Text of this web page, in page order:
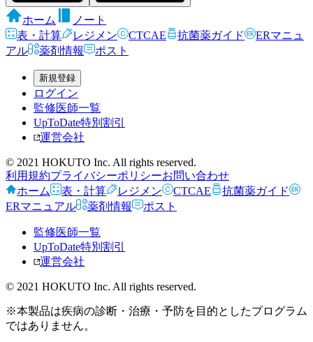
ホーム
ノート
表・計算
レジメン CTCAE 抗菌薬ガイド
ERマニュ
アル
薬剤情報 ポスト
新規登録
ログイン
監修医師一覧
UpToDate特別割引
運営会社
© 2021 HOKUTO Inc. All rights reserved.
利用規約プライバシーポリシーお問い合わせ
ホーム
表・計算 レジメン CTCAE
抗菌薬ガイド
ERマニュアル
薬剤情報 ポスト
監修医師一覧
UpToDate特別割引
運営会社
© 2021 HOKUTO Inc. All rights reserved.
※本製品は疾病の診断・治療・予防を目的としたプログラム
ではありません。